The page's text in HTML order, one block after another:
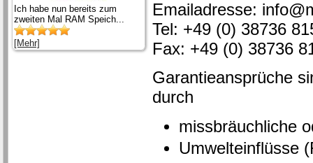
Emailadresse:
Tel: +49 (0) 38736
Fax: +49 (0) 38736
Garantieansprüche
durch
missbräuchliche
Umwelteinflüsse
Ich habe nun bereits zum
zweiten Mal RAM Speich...
[Mehr]